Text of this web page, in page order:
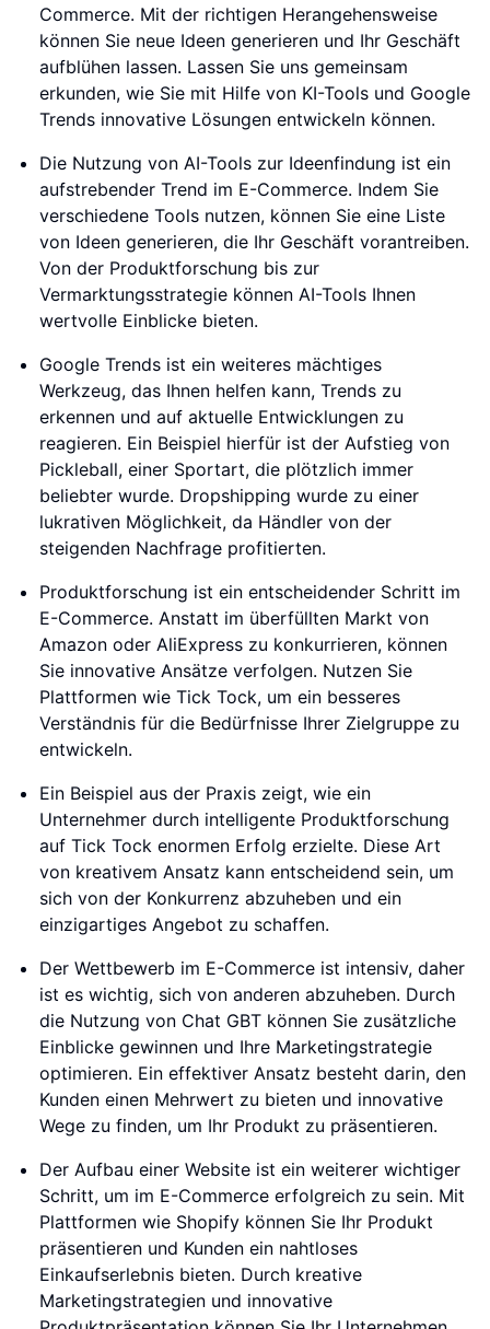
Commerce. Mit der richtigen Herangehensweise
können Sie neue Ideen generieren und Ihr Geschäft
aufblühen lassen. Lassen Sie uns gemeinsam
erkunden, wie Sie mit Hilfe von KI-Tools und Google
Trends innovative Lösungen entwickeln können.
Die Nutzung von AI-Tools zur Ideenfindung ist ein
aufstrebender Trend im E-Commerce. Indem Sie
verschiedene Tools nutzen, können Sie eine Liste
von Ideen generieren, die Ihr Geschäft vorantreiben.
Von der Produktforschung bis zur
Vermarktungsstrategie können AI-Tools Ihnen
wertvolle Einblicke bieten.
Google Trends ist ein weiteres mächtiges
Werkzeug, das Ihnen helfen kann, Trends zu
erkennen und auf aktuelle Entwicklungen zu
reagieren. Ein Beispiel hierfür ist der Aufstieg von
Pickleball, einer Sportart, die plötzlich immer
beliebter wurde. Dropshipping wurde zu einer
lukrativen Möglichkeit, da Händler von der
steigenden Nachfrage profitierten.
Produktforschung ist ein entscheidender Schritt im
E-Commerce. Anstatt im überfüllten Markt von
Amazon oder AliExpress zu konkurrieren, können
Sie innovative Ansätze verfolgen. Nutzen Sie
Plattformen wie Tick Tock, um ein besseres
Verständnis für die Bedürfnisse Ihrer Zielgruppe zu
entwickeln.
Ein Beispiel aus der Praxis zeigt, wie ein
Unternehmer durch intelligente Produktforschung
auf Tick Tock enormen Erfolg erzielte. Diese Art
von kreativem Ansatz kann entscheidend sein, um
sich von der Konkurrenz abzuheben und ein
einzigartiges Angebot zu schaffen.
Der Wettbewerb im E-Commerce ist intensiv, daher
ist es wichtig, sich von anderen abzuheben. Durch
die Nutzung von Chat GBT können Sie zusätzliche
Einblicke gewinnen und Ihre Marketingstrategie
optimieren. Ein effektiver Ansatz besteht darin, den
Kunden einen Mehrwert zu bieten und innovative
Wege zu finden, um Ihr Produkt zu präsentieren.
Der Aufbau einer Website ist ein weiterer wichtiger
Schritt, um im E-Commerce erfolgreich zu sein. Mit
Plattformen wie Shopify können Sie Ihr Produkt
präsentieren und Kunden ein nahtloses
Einkaufserlebnis bieten. Durch kreative
Marketingstrategien und innovative